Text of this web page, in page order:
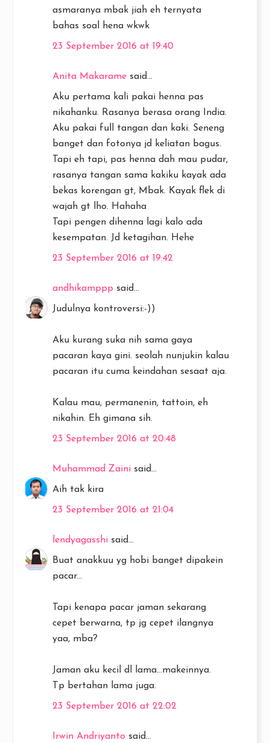
asmaranya mbak jiah eh ternyata
bahas soal hena wkwk
23 September 2016 at 19:40
Anita Makarame said...
Aku pertama kali pakai henna pas
nikahanku. Rasanya berasa orang India.
Aku pakai full tangan dan kaki. Seneng
banget dan fotonya jd keliatan bagus.
Tapi eh tapi, pas henna dah mau pudar,
rasanya tangan sama kakiku kayak ada
bekas korengan gt, Mbak. Kayak flek di
wajah gt lho. Hahaha
Tapi pengen dihenna lagi kalo ada
kesempatan. Jd ketagihan. Hehe
23 September 2016 at 19:42
andhikamppp said...
Judulnya kontroversi:-))
Aku kurang suka nih sama gaya
pacaran kaya gini. seolah nunjukin kalau
pacaran itu cuma keindahan sesaat aja.
Kalau mau, permanenin, tattoin, eh
nikahin. Eh gimana sih.
23 September 2016 at 20:48
Muhammad Zaini said...
Aih tak kira
23 September 2016 at 21:04
lendyagasshi said...
Buat anakkuu yg hobi banget dipakein
pacar...
Tapi kenapa pacar jaman sekarang
cepet berwarna, tp jg cepet ilangnya
yaa, mba?
Jaman aku kecil dl lama...makeinnya.
Tp bertahan lama juga.
23 September 2016 at 22:02
Irwin Andriyanto said...